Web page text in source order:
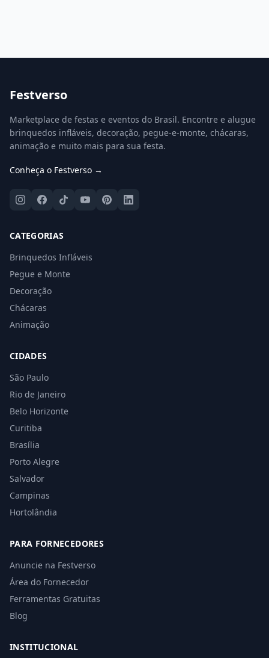
Festverso
Marketplace de festas e eventos do Brasil. Encontre e alugue
brinquedos infláveis, decoração, pegue-e-monte, chácaras,
animação e muito mais para sua festa.
Conheça o Festverso →
CATEGORIAS
Brinquedos Infláveis
Pegue e Monte
Decoração
Chácaras
Animação
CIDADES
São Paulo
Rio de Janeiro
Belo Horizonte
Curitiba
Brasília
Porto Alegre
Salvador
Campinas
Hortolândia
PARA FORNECEDORES
Anuncie na Festverso
Área do Fornecedor
Ferramentas Gratuitas
Blog
INSTITUCIONAL